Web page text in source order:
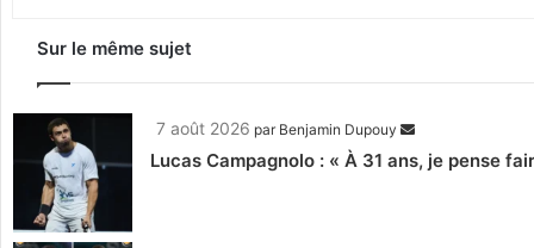
Sur le même sujet
7 août 2026 par Benjamin Dupouy
Lucas Campagnolo : « À 31 ans, je pense